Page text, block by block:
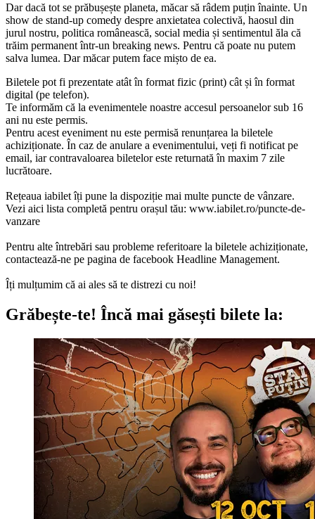
Dar dacă tot se prăbușește planeta, măcar să râdem puțin înainte. Un
show de stand-up comedy despre anxietatea colectivă, haosul din
jurul nostru, politica românească, social media și sentimentul ăla că
trăim permanent într-un breaking news. Pentru că poate nu putem
salva lumea. Dar măcar putem face mișto de ea.
Biletele pot fi prezentate atât în format fizic (print) cât și în format
digital (pe telefon).
Te informăm că la evenimentele noastre accesul persoanelor sub 16
ani nu este permis.
Pentru acest eveniment nu este permisă renunțarea la biletele
achiziționate. În caz de anulare a evenimentului, veți fi notificat pe
email, iar contravaloarea biletelor este returnată în maxim 7 zile
lucrătoare.
Rețeaua iabilet îți pune la dispoziție mai multe puncte de vânzare.
Vezi aici lista completă pentru orașul tău: www.iabilet.ro/puncte-de-
vanzare
Pentru alte întrebări sau probleme referitoare la biletele achiziționate,
contactează-ne pe pagina de facebook Headline Management.
Îți mulțumim că ai ales să te distrezi cu noi!
Grăbește-te! Încă mai găsești bilete la: